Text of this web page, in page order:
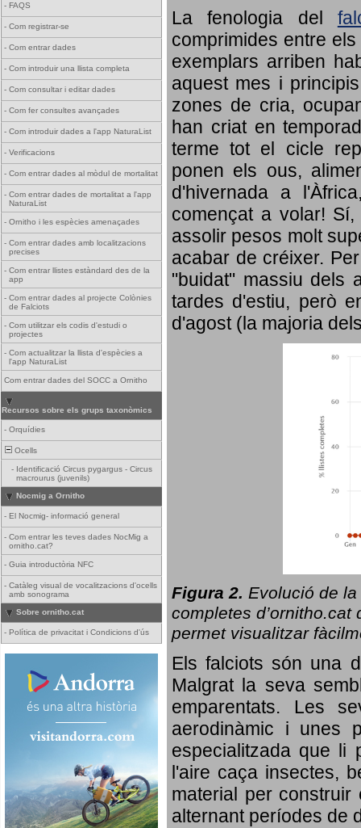
- FAQS
- Com registrar-se
- Com entrar dades
- Com introduir una llista completa
- Com consultar i editar dades
- Com fer consultes avançades
- Com introduir dades a l'app NaturaList
- Verificacions
- Com entrar dades al mòdul de mortalitat
- Com entrar dades de mortalitat a l'app
NaturaList
- Ornitho i les espècies amenaçades
- Com entrar dades amb localitzacions
precises
- Com entrar llistes estàndard des de la
app
- Com entrar dades al projecte Colònies
de Falciots
- Com utilitzar els codis d'estudi o
projectes
- Com actualitzar la llista d'espècies a
l'app NaturaList
Com entrar dades del SOCC a Ornitho
Recursos sobre els grups taxonòmics
- Orquídies
Ocells
- Identificació Circus pygargus - Circus
macrourus (juvenils)
Nocmig a Ornitho
- El Nocmig- informació general
- Com entrar les teves dades NocMig a
ornitho.cat?
- Guia introductòria NFC
- Catàleg visual de vocalitzacions d'ocells
amb sonograma
Sobre ornitho.cat
- Política de privacitat i Condicions d'ús
La fenologia del
comprimides entre
exemplars arriben
aquest mes i
zones de cria,
han criat en
terme tot el cicle
ponen els ous,
d'hivernada a
començat a volar!
assolir pesos molt
acabar de créixer.
"buidat" massiu dels
tardes d'estiu, però
d'agost (la majoria
Figura 2. Evolució de la
completes d’ornitho.cat
permet visualitzar
Els falciots són una
Malgrat la seva
emparentats. Les
aerodinàmic i unes
especialitzada que li
l'aire caça insectes,
material per
alternant períodes de